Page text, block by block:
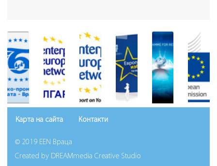
Карта на сайта Контакти
© 2019 EEN Враца
Created by DREAMmedia Creative Studio